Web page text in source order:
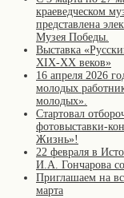
краеведческом
представлена
Музея Победы.
Выставка
XIX-XX веков»
16 апреля 2026
молодых
молодых».
Стартовал
фотовыставки-
Жизнь»!
22 февраля в
И.А. Гончарова
Приглашаем на
марта